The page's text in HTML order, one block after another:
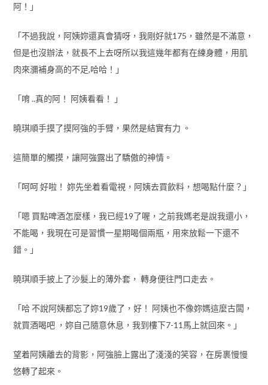
阿！」
「不過我說，阿姨妳還真會猜呀，我剛好就175，雖然是不滿意，
但是也沒辦法，就長不上去呀所以我這幾年都有在練身體，用肌
肉來瀰補身高的不足,哈哈！」
「唷 ..真的阿！ 阿姨看看！ 」
曉琪順手摸了摸阿強的手臂，果然是結實有力 。
這簡單的觸摸，讓阿強露出了驕傲的神情。
「呵呵 好啦！ 妳先坐着看電視，阿姨去買飲料，想喝點什麼？」
「嗯 買點啤酒怎麼樣，我已經19了喔，之前我媽老是說我還小，
不能喝，我現在可是習慣一星期喝個兩瓶，用來放鬆一下還不
錯。」
曉琪順手披上了沙髮上的薄外套， 轉身便往門口走去。
「哈 不說阿姨都忘了妳19歲了，好！ 阿姨也不像妳媽這麼古闆，
就買酒喝吧 ，妳自己隨意休息，我到樓下7-11馬上就回來。」
望着阿姨離去的背影，阿強臉上露出了淺淺的笑容，在房裹慢慢
悠轉了起來。